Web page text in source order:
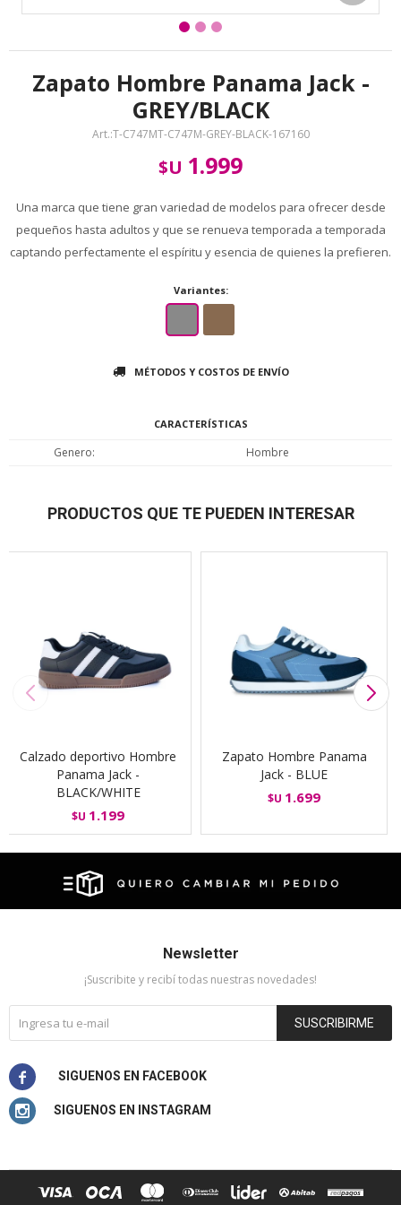
Zapato Hombre Panama Jack -
GREY/BLACK
T-C747MT-C747M-GREY-BLACK-167160
$U 1.999
Una marca que tiene gran variedad de modelos para ofrecer desde
pequeños hasta adultos y que se renueva temporada a temporada
captando perfectamente el espíritu y esencia de quienes la prefieren.
Variantes:
MÉTODOS Y COSTOS DE ENVÍO
CARACTERÍSTICAS
Genero Hombre
PRODUCTOS QUE TE PUEDEN INTERESAR
Calzado deportivo Hombre
Panama Jack -
BLACK/WHITE
$U 1.199
Zapato Hombre Panama
Jack - BLUE
$U 1.699
Newsletter
¡Suscribite y recibí todas nuestras novedades!
SUSCRIBIRME

